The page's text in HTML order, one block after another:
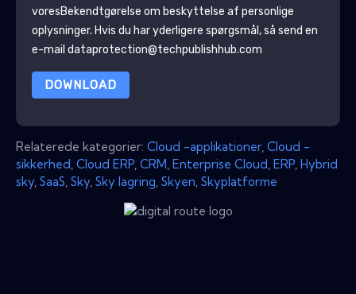
voresBekendtgørelse om beskyttelse af personlige
oplysninger. Hvis du har yderligere spørgsmål, så send en
e-mail dataprotection@techpublishhub.com
DOWNLOAD
Relaterede kategorier: Cloud -applikationer, Cloud -
sikkerhed Cloud ERP CRM Enterprise Cloud ERP Hybrid
sky SaaS Sky Sky lagring Skyen Skyplatforme